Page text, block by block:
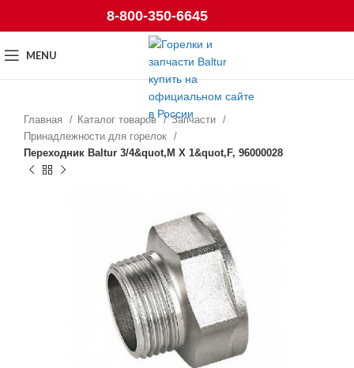
8-800-350-6645
MENU
Главная Каталог товаров
Запчасти
Принадлежности для горелок
Переходник Baltur 3/4&quot,M X 1&quot,F, 96000028